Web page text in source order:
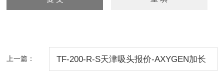
上一篇： TF-200-R-S天津吸头报价-AXYGEN加长